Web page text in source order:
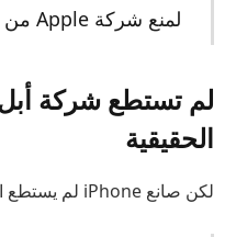
لمنع شركة Apple من بيع الساعات الذكية.
لم تستطع شركة أبل
الحقيقية
لكن صانع iPhone لم يستطع الاعتراف بأن هذا كان هدفه.